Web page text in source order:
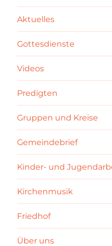
Aktuelles
Gottesdienste
Videos
Predigten
Gruppen und Kreise
Gemeindebrief
Kinder- und
Kirchenmusik
Friedhof
Über uns